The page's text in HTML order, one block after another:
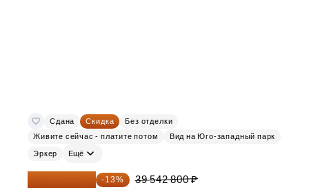
Сдана Скидка
Без отделки
Живите сейчас - платите потом
Вид на Юго-западный парк
Эркер Ещё
34 402 236 ₽ -13%
39 542 800 ₽